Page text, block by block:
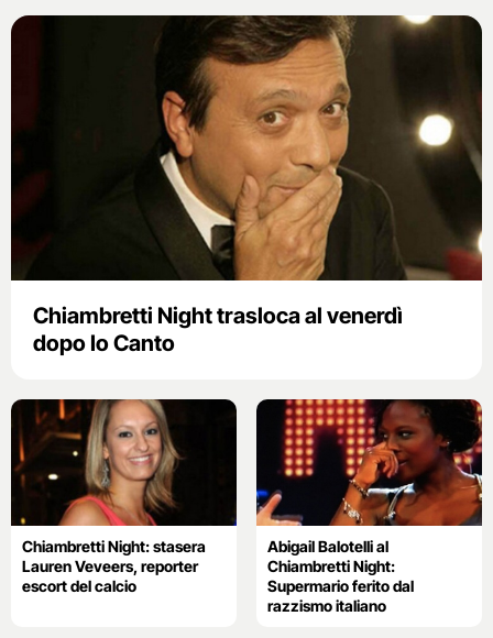
Chiambretti Night trasloca al venerdì
dopo Io Canto
Chiambretti Night: stasera
Lauren Veveers, reporter
escort del calcio
Abigail Balotelli al
Chiambretti Night:
Supermario ferito dal
razzismo italiano